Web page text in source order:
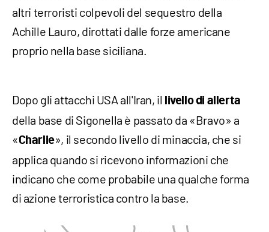
altri terroristi colpevoli del sequestro della
Achille Lauro, dirottati dalle forze americane
proprio nella base siciliana.
Dopo gli attacchi USA all'Iran, il livello di allerta
della base di Sigonella è passato da «Bravo» a
«Charlie», il secondo livello di minaccia, che si
applica quando si ricevono informazioni che
indicano che come probabile una qualche forma
di azione terroristica contro la base.